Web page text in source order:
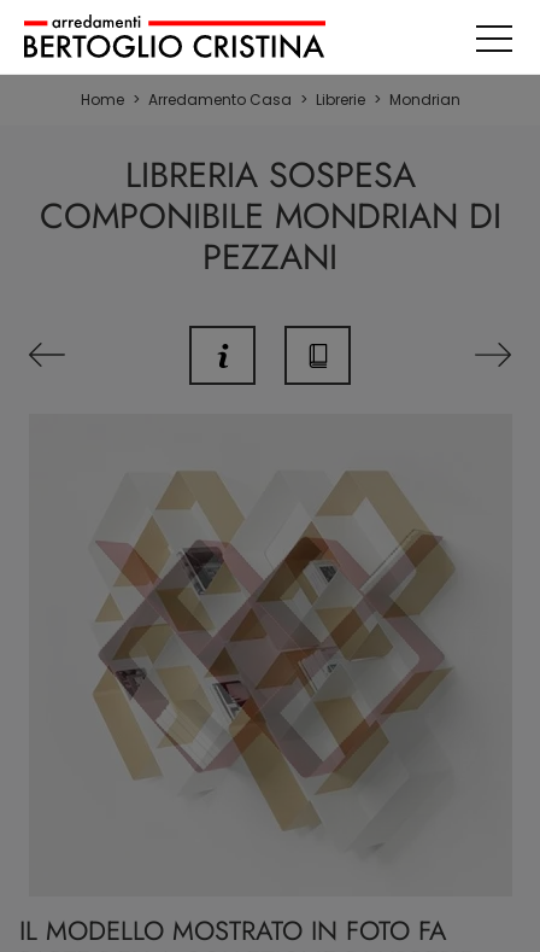
Home > Arredamento Casa > Librerie > Mondrian
LIBRERIA SOSPESA
COMPONIBILE MONDRIAN DI
PEZZANI
IL MODELLO MOSTRATO IN FOTO FA